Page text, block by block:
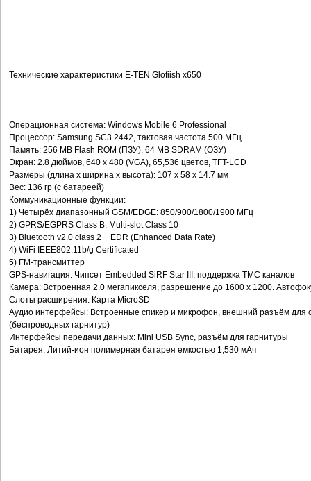
Технические характеристики E-TEN Glofiish x650
Операционная система: Windows Mobile 6 Professional
Процессор: Samsung SC3 2442, тактовая частота 500 МГц
Память: 256 MB Flash ROM (ПЗУ), 64 MB SDRAM (ОЗУ)
Экран: 2.8 дюймов, 640 x 480 (VGA), 65,536 цветов, TFT-LCD
Размеры (длина x ширина x высота): 107 x 58 x 14.7 мм
Вес: 136 гр (с батареей)
Коммуникационные функции:
1) Четырёх диапазонный GSM/EDGE: 850/900/1800/1900 МГц
2) GPRS/EGPRS Class B, Multi-slot Class 10
3) Bluetooth v2.0 class 2 + EDR (Enhanced Data Rate)
4) WiFi IEEE802.11b/g Certificated
5) FM-трансмиттер
GPS-навигация: Чипсет Embedded SiRF Star III, поддержка TMC каналов
Камера: Встроенная 2.0 мегапикселя, разрешение до 1600 x 1200.
Слоты расширения: Карта MicroSD
Аудио интерфейсы: Встроенные спикер и микрофон, внешний разъём для
(беспроводных гарнитур)
Интерфейсы передачи данных: Mini USB Sync, разъём для гарнитуры
Батарея: Литий-ион полимерная батарея емкостью 1,530 мАч